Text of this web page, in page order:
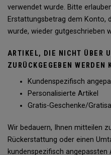
verwendet wurde. Bitte
Erstattungsbetrag dem Konto,
wurde, wieder gutgeschrieben
ARTIKEL, DIE NICHT ÜBER
ZURÜCKGEGEBEN WERDEN
Kundenspezifisch
Personalisierte Artikel
Gratis-Geschenke/
Wir bedauern, Ihnen mitteilen
Rückerstattung oder einen
kundenspezifisch